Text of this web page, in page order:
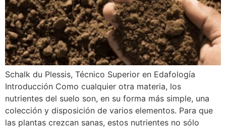
Schalk du Plessis, Técnico Superior en Edafología
Introducción Como cualquier otra materia, los
nutrientes del suelo son, en su forma más simple, una
colección y disposición de varios elementos. Para que
las plantas crezcan sanas, estos nutrientes no sólo